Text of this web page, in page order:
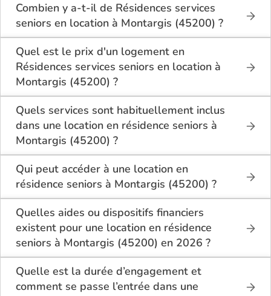
Combien y a-t-il de Résidences services
seniors en location à Montargis (45200) ?
Sur le site Logement-seniors.com, on recense
actuellement 2 Résidences services seniors en
location à Montargis (45200).
Quel est le prix d'un logement en
Résidences services seniors en location à
Montargis (45200) ?
Le tarif minimum d'un logement en Résidences
services seniors en location à Montargis (45200) est
de 590€ par mois.
Quels services sont habituellement inclus
dans une location en résidence seniors à
Montargis (45200) ?
En location à Montargis (45200), la résidence
seniors inclut généralement : l’entretien des espaces
communs, l’accès à des activités, la présence d’un
accueil / surveillance, la restauration ou service
repas optionnel. Certains services sont optionnels et
peuvent faire monter le tarif.
Qui peut accéder à une location en
résidence seniors à Montargis (45200) ?
La location en résidence seniors à Montargis
(45200) s’adresse aux personnes autonomes
souhaitant un logement adapté, sécurisé et
convivial. Il est conseillé d’avoir environ 60 ans ou
plus, bien que chaque résidence fixe ses conditions.
Des prestations complémentaires peuvent être
proposées pour un accompagnement léger.
Quelles aides ou dispositifs financiers
existent pour une location en résidence
seniors à Montargis (45200) en 2026 ?
Selon les revenus et la situation, il est possible à
Montargis (45200) de bénéficier d’aides telles que :
l’APL (allocation personnalisée au logement), ou
Quelle est la durée d’engagement et
comment se passe l’entrée dans une